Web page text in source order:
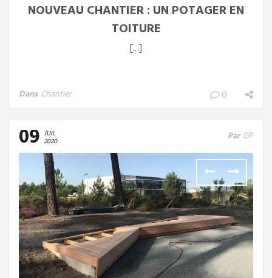
NOUVEAU CHANTIER : UN POTAGER EN
TOITURE
[…]
Dans Chantier 0
09 JUIL
2020 Par GP